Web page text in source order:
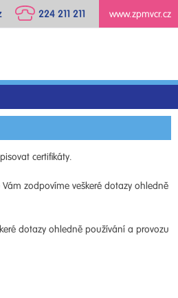
www.zpmvcr.cz
224 211 211
certifikáty.
Vám zodpovíme veškeré dotazy ohledně
dotazy ohledně používání a provozu